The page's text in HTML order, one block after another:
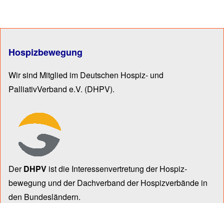
Hospizbewegung
Wir sind Mitglied im Deutschen Hospiz- und
PalliativVerband e.V. (DHPV).
DerDHPV ist die Inter­essen­ver­tre­tung der Hospiz­
bewegung und der Dach­verband der Hospiz­verbände in
den Bun­des­län­dern.